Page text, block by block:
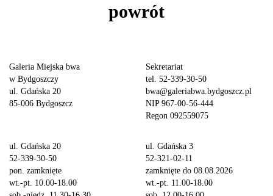
powrót
Galeria Miejska bwa
w Bydgoszczy
ul. Gdańska 20
85-006 Bydgoszcz
Sekretariat
tel. 52-339-30-50
bwa@galeriabwa.bydgoszcz.pl
NIP 967-00-56-444
Regon 092559075
ul. Gdańska 20
52-339-30-50
pon. zamknięte
wt.-pt. 10.00-18.00
ul. Gdańska 3
52-321-02-11
zamknięte do 08.08.2026
wt.-pt. 11.00-18.00